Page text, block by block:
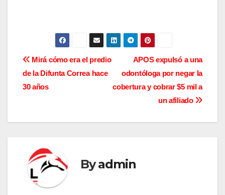
N
a
e
a
APOS expulsó a una
odontóloga por negar la
cobertura y cobrar $5 mil a
un afiliado
Mirá cómo era el predio
de la Difunta Correa hace
30 años
Byadmin